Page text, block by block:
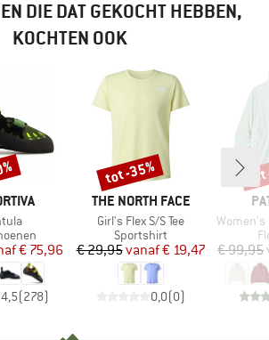
DIE DAT GEKOCHT HEBBEN,
KOCHTEN OOK
prijs
€ 75,96
4,5(278)
MERK
THE NORTH FACE
Artikel
Girl's Flex S/S Tee
Productgroep
Sportshirt
Prijs
€ 29,95 Verlaagde prijs
vanaf€ 19,47
0,0(0)
Korting
tot -35%
Artikel
Women's Micro
€ 99,95